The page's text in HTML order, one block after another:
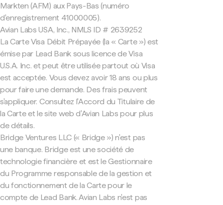
Markten (AFM) aux Pays-Bas (numéro
d'enregistrement 41000005).
Avian Labs USA, Inc., NMLS ID # 2639252
La Carte Visa Débit Prépayée (la « Carte ») est
émise par Lead Bank sous licence de Visa
U.S.A. Inc. et peut être utilisée partout où Visa
est acceptée. Vous devez avoir 18 ans ou plus
pour faire une demande. Des frais peuvent
s'appliquer. Consultez l'Accord du Titulaire de
la Carte et le site web d'Avian Labs pour plus
de détails.
Bridge Ventures LLC (« Bridge ») n'est pas
une banque. Bridge est une société de
technologie financière et est le Gestionnaire
du Programme responsable de la gestion et
du fonctionnement de la Carte pour le
compte de Lead Bank. Avian Labs n'est pas